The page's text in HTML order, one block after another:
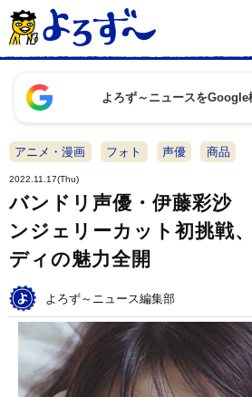
よろず～ニュースをGoogle
アニメ・漫画 フォト 声優 商品
2022.11.17(Thu)
バンドリ声優・伊藤彩沙
ンジェリーカット初挑戦
ディの魅力全開
よろず～ニュース編集部